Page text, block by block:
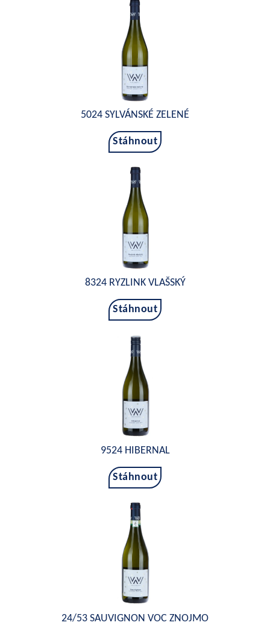
5024 SYLVÁNSKÉ ZELENÉ
Stáhnout
8324 RYZLINK VLAŠSKÝ
Stáhnout
9524 HIBERNAL
Stáhnout
24/53 SAUVIGNON VOC ZNOJMO